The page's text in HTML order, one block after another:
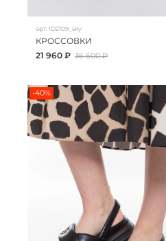
арт. ID2109_sky
КРОССОВКИ
21 960 ₽ 36 600 ₽
-40%